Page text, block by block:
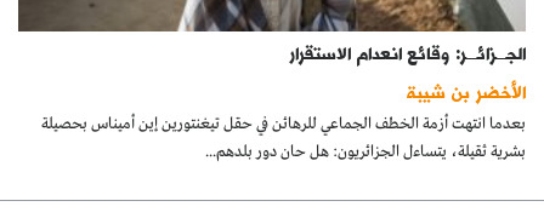
دفاتر
بالصورة
كتّابنا
الأرشيف
الجـــزائـــر: وقائع انعدام الاستقرار
الأخضر بن شيبة
بعدما انتهت أزمة الخطف الجماعي للرهائن في حقل تيغنتورين إين أميناس بحصيلة
بشرية ثقيلة، يتساءل الجزائريون: هل حان دور بلدهم...